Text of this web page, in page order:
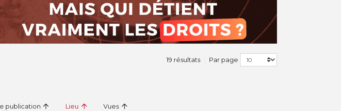
19 résultats Par page
publication Lieu Vues